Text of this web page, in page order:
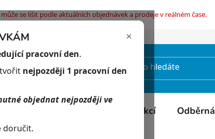
×
pracovní den.
nejpozději 1 pracovní den
objednat nejpozději ve
doručit.
se lišit podle aktuálních objednávek a prodeje v reálném čase.
Podmínky ochrany osobních údajů
Kalendář akcí